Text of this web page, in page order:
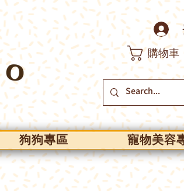
購物車
狗狗專區 寵物美容